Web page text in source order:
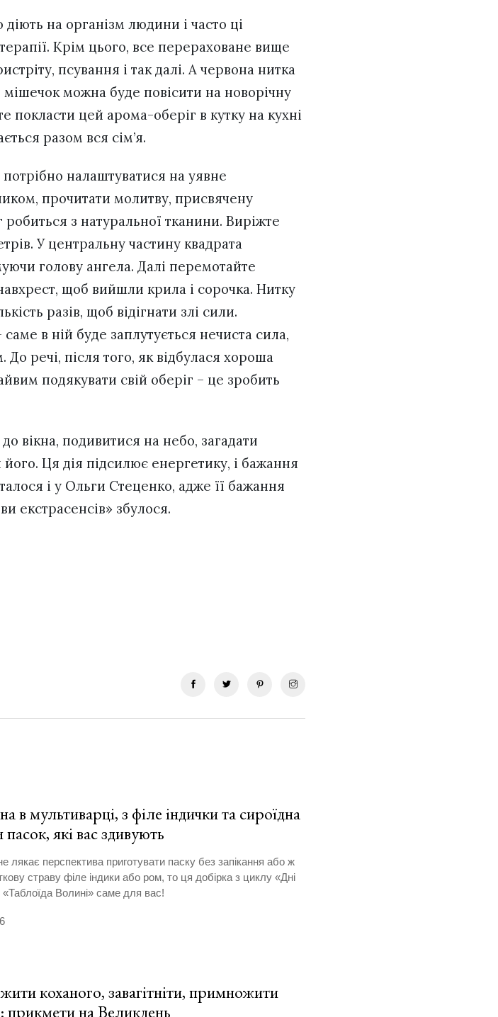
на організм людини і часто ці
Крім цього, все перераховане вище
псування і так далі. А червона нитка
мішечок можна буде повісити на новорічну
покласти цей арома-оберіг в кутку на кухні
разом вся сім’я.
налаштуватися на уявне
прочитати молитву, присвячену
з натуральної тканини. Виріжте
У центральну частину квадрата
голову ангела. Далі перемотайте
щоб вийшли крила і сорочка. Нитку
разів, щоб відігнати злі сили.
в ній буде заплутується нечиста сила,
речі, після того, як відбулася хороша
подякувати свій оберіг – це зробить
вікна, подивитися на небо, загадати
Ця дія підсилює енергетику, і бажання
і у Ольги Стеценко, адже її бажання
екстрасенсів» збулося.
в мультиварці, з філе індички та сироїдна
які вас здивують
лякає перспектива приготувати паску без запікання або ж
страву філе індики або ром, то ця добірка з циклу «Дні
«Таблоїда Волині» саме для вас!
коханого, завагітніти, примножити
прикмети на Великдень